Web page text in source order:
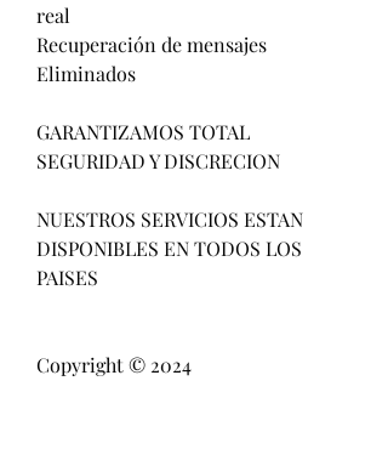
real
Recuperación de mensajes
Eliminados
GARANTIZAMOS TOTAL
NUESTROS SERVICIOS ESTAN
DISPONIBLES EN TODOS LOS
PAISES
Copyright © 2024